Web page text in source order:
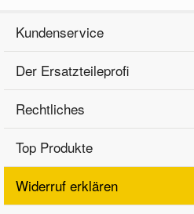
Kundenservice
Der Ersatzteileprofi
Rechtliches
Top Produkte
Widerruf erklären